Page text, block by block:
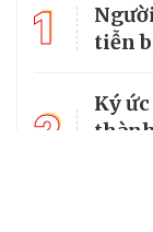
1
tiễn
2
Ký